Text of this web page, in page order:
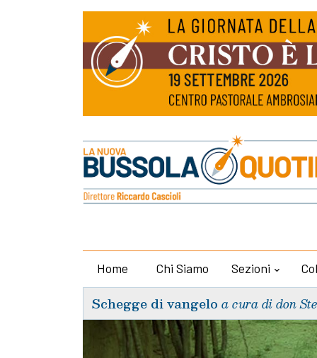
Home Chi Siamo Sezioni
Schegge di vangelo a cura di don